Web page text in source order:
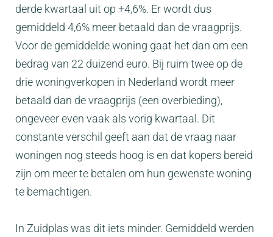
derde kwartaal uit op +4,6%. Er wordt dus
gemiddeld 4,6% meer betaald dan de vraagprijs.
Voor de gemiddelde woning gaat het dan om een
bedrag van 22 duizend euro. Bij ruim twee op de
drie woningverkopen in Nederland wordt meer
betaald dan de vraagprijs (een overbieding),
ongeveer even vaak als vorig kwartaal. Dit
constante verschil geeft aan dat de vraag naar
woningen nog steeds hoog is en dat kopers bereid
zijn om meer te betalen om hun gewenste woning
te bemachtigen.
In Zuidplas was dit iets minder. Gemiddeld werden